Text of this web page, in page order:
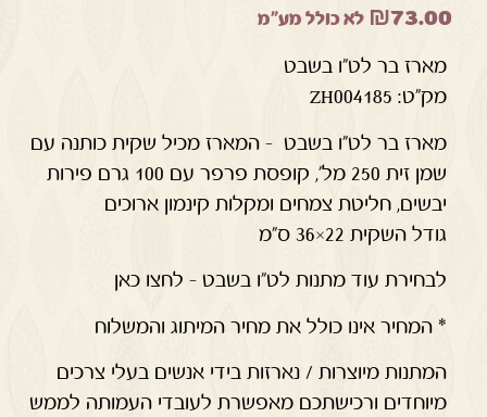
₪73.00 לא כולל מע"מ
מארז בר לט"ו בשבט
מק"ט: ZH004185
מארז בר לט"ו בשבט – המארז מכיל שקית כותנה עם
שמן זית 250 מל', קופסת פרפר עם 100 גרם פירות
יבשים, חליטת צמחים ומקלות קינמון ארוכים
גודל השקית 22×36 ס"מ
לבחירת עוד מתנות לט"ו בשבט – לחצו כאן
* המחיר אינו כולל את מחיר המיתוג והמשלוח
המתנות מיוצרות / נארזות בידי אנשים בעלי צרכים
מיוחדים ורכישתכם מאפשרת לעובדי העמותה לממש